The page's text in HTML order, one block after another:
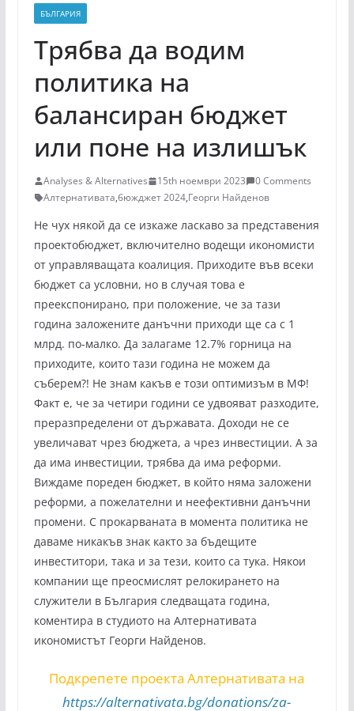
БЪЛГАРИЯ
Трябва да водим
политика на
балансиран бюджет
или поне на излишък
Analyses & Alternatives 15th ноември 2023
0 Comments
Алтернативата,бюжджет 2024,Георги Найденов
Не чух някой да се изкаже ласкаво за представения
проектобюджет, включително водещи икономисти
от управляващата коалиция. Приходите във всеки
бюджет са условни, но в случая това е
преекспонирано, при положение, че за тази
година заложените данъчни приходи ще са с 1
млрд. по-малко. Да залагаме 12.7% горница на
приходите, които тази година не можем да
съберем?! Не знам какъв е този оптимизъм в МФ!
Факт е, че за четири години се удвояват разходите,
преразпределени от държавата. Доходи не се
увеличават чрез бюджета, а чрез инвестиции. А за
да има инвестиции, трябва да има реформи.
Виждаме пореден бюджет, в който няма заложени
реформи, а пожелателни и неефективни данъчни
промени. С прокарваната в момента политика не
даваме никакъв знак както за бъдещите
инвеститори, така и за тези, които са тука. Някои
компании ще преосмислят релокирането на
служители в България следващата година,
коментира в студиото на Алтернативата
икономистът Георги Найденов.
Подкрепете проекта Алтернативата на
https://alternativata.bg/donations/za-